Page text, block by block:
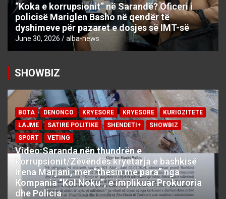
“Koka e korrupsionit” në Sarandë? Oficeri i
policisë Mariglen Basho në qendër të
dyshimeve për pazaret e dosjes së IMT-së
June 30, 2026 alba-news
SHOWBIZ
BOTA DENONCO KRYESORE KRYESORE
KURIOZITETE
LAJME
SATIRE POLITIKE SHENDETI+
SHOWBIZ
SPORT
VETING
Video:Saranda nën thundrën e
korrupsionit/Zëvëndës kryetarja e bashkisë
Irena Marjani, mer “thesin me para” nga
Kompania “Kol Noku”, e implikuar Prokuroria
dhe Policia